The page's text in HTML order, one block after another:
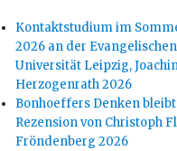
Kontaktstudium im
2026 an der
Universität Leipzig,
Herzogenrath 2026
Bonhoeffers Denken
Rezension von Christoph
Fröndenberg 2026